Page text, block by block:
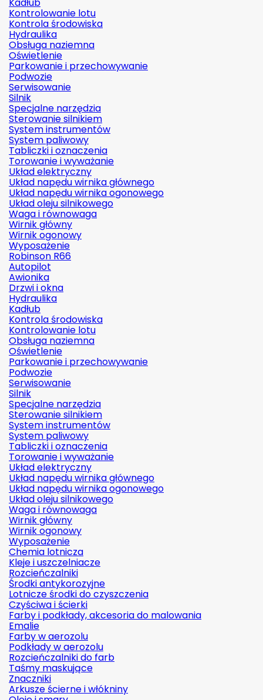
Kontrolowanie lotu
Kontrola środowiska
Hydraulika
Obsługa naziemna
Oświetlenie
Parkowanie i przechowywanie
Podwozie
Serwisowanie
Silnik
Specjalne narzędzia
Sterowanie silnikiem
System instrumentów
System paliwowy
Tabliczki i oznaczenia
Torowanie i wyważanie
Układ elektryczny
Układ napędu wirnika głównego
Układ napędu wirnika ogonowego
Układ oleju silnikowego
Waga i równowaga
Wirnik główny
Wirnik ogonowy
Wyposażenie
Robinson R66
Autopilot
Awionika
Drzwi i okna
Hydraulika
Kadłub
Kontrola środowiska
Kontrolowanie lotu
Obsługa naziemna
Oświetlenie
Parkowanie i przechowywanie
Podwozie
Serwisowanie
Silnik
Specjalne narzędzia
Sterowanie silnikiem
System instrumentów
System paliwowy
Tabliczki i oznaczenia
Torowanie i wyważanie
Układ elektryczny
Układ napędu wirnika głównego
Układ napędu wirnika ogonowego
Układ oleju silnikowego
Waga i równowaga
Wirnik główny
Wirnik ogonowy
Wyposażenie
Chemia lotnicza
Kleje i uszczelniacze
Rozcieńczalniki
Środki antykorozyjne
Lotnicze środki do czyszczenia
Czyściwa i ścierki
Farby i podkłady, akcesoria do malowania
Emalie
Farby w aerozolu
Podkłady w aerozolu
Rozcieńczalniki do farb
Taśmy maskujące
Znaczniki
Arkusze ścierne i włókniny